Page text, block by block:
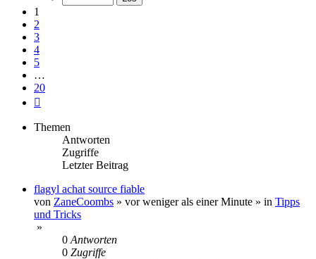
1
2
3
4
5
…
20
Themen
Antworten
Zugriffe
Letzter Beitrag
flagyl achat source fiable
von ZaneCoombs » vor weniger als einer Minute » in Tipps
und Tricks
»
0 Antworten
0 Zugriffe